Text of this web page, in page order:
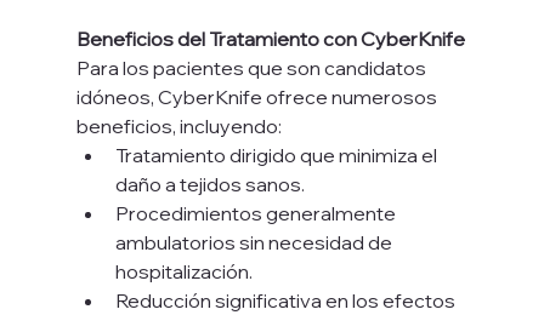
Beneficios del Tratamiento con CyberKnife
Para los pacientes que son candidatos
idóneos, CyberKnife ofrece numerosos
beneficios, incluyendo:
Tratamiento dirigido que minimiza el
daño a tejidos sanos.
Procedimientos generalmente
ambulatorios sin necesidad de
hospitalización.
Reducción significativa en los efectos